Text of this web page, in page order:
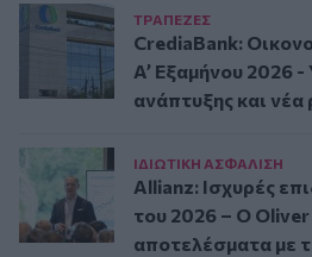
ΤΡAΠΕΖΕΣ
CrediaBank:
A’ Εξαμήνου 2026
ανάπτυξης και
ΙΔΙΩΤΙΚΗ ΑΣΦAΛΙΣΗ
Allianz: Ισχυρές
του 2026 – Ο
αποτελέσματα με